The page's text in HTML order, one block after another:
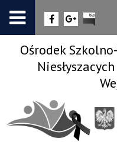
Ośrodek